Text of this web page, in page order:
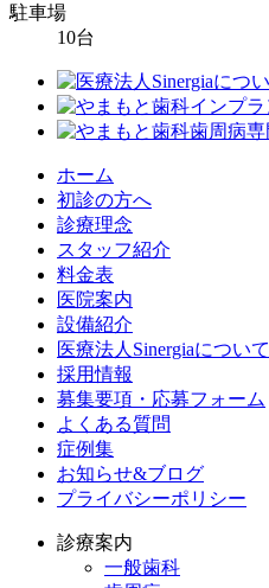
駐車場
10台
ホーム
初診の方へ
診療理念
スタッフ紹介
料金表
医院案内
設備紹介
医療法人Sinergiaについて
採用情報
募集要項・応募フォーム
よくある質問
症例集
お知らせ&ブログ
プライバシーポリシー
診療案内
一般歯科